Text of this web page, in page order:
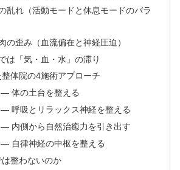
乱れ（活動モードと休息モードのバラ
歪み（血流偏在と神経圧迫）
は「気・血・水」の滞り
体院の4施術アプローチ
体の土台を整える
呼吸とリラックス神経を整える
内側から自然治癒力を引き出す
自律神経の中枢を整える
整わないのか